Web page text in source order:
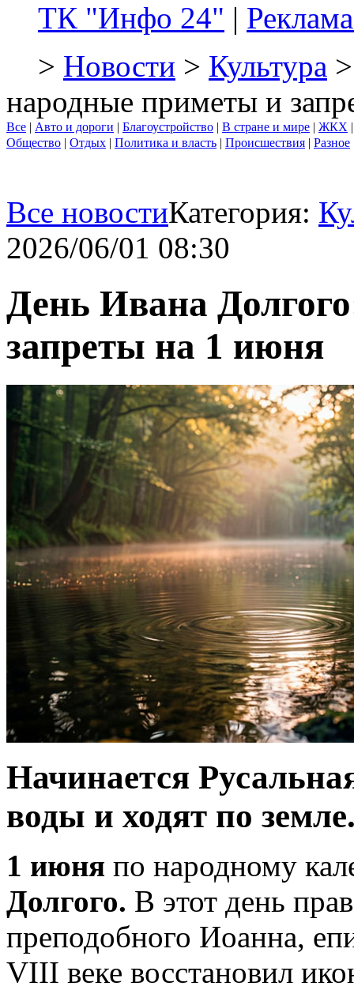
ТК "Инфо 24" |
> Новости > Культура
народные приметы и
Все | Авто и дороги | Благоустройство | В стране и мире | ЖКХ
Общество | Отдых | Политика и власть | Происшествия | Разное
Все новостиКатегория:
2026/06/01 08:30
День Ивана
запреты на 1 июня
Начинается
воды и ходят по
1 июня по народному
Долгого. В этот день
преподобного Иоанна,
VIII веке восстановил